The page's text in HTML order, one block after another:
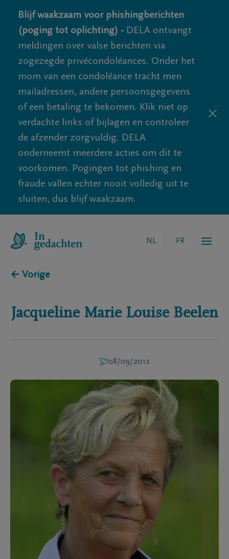
Blijf waakzaam voor phishingberichten
(poging tot oplichting) - DELA ontvangt
meldingen over valse berichten via
zogezegde privécondoléances. Onder het
mom van een condoléance tracht men
mailadressen, andere persoonsgegevens
of een betaling te bekomen. Klik niet op
verdachte links of bijlagen en controleer
de afzender zorgvuldig. DELA
onderneemt meerdere acties om dit te
voorkomen. Pogingen tot phishing en
fraude vallen echter nooit volledig uit te
sluiten, dus blijf waakzaam.
NL FR
← Vorige
Jacqueline Marie Louise Beelen
08/09/2012